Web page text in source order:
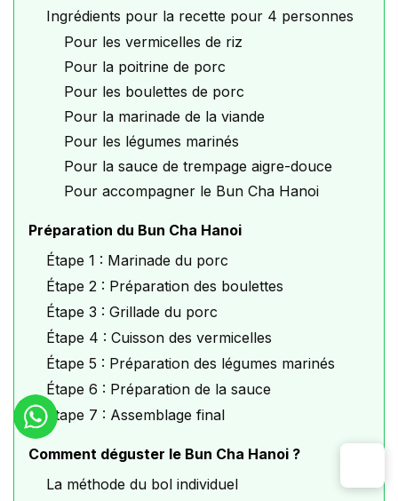
Ingrédients pour la recette pour 4 personnes
Pour les vermicelles de riz
Pour la poitrine de porc
Pour les boulettes de porc
Pour la marinade de la viande
Pour les légumes marinés
Pour la sauce de trempage aigre-douce
Pour accompagner le Bun Cha Hanoi
Préparation du Bun Cha Hanoi
Étape 1 : Marinade du porc
Étape 2 : Préparation des boulettes
Étape 3 : Grillade du porc
Étape 4 : Cuisson des vermicelles
Étape 5 : Préparation des légumes marinés
Étape 6 : Préparation de la sauce
Étape 7 : Assemblage final
Comment déguster le Bun Cha Hanoi ?
La méthode du bol individuel